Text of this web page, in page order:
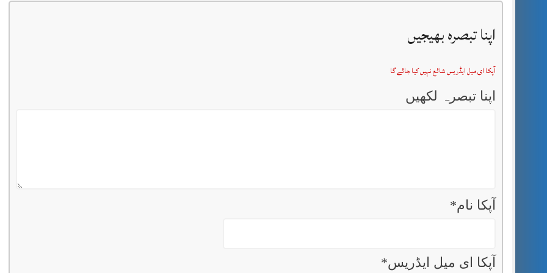
اپنا تبصرہ بھیجیں
آپکا ای میل ایڈریس شائع نہیں کیا جائے گا
اپنا تبصرہ لکھیں
آپکا نام*
آپکا ای میل ایڈریس*